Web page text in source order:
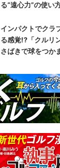
る“遠心力”の使い
インパクトでクラ
る感覚!?「クルリ
さばきで球をつか